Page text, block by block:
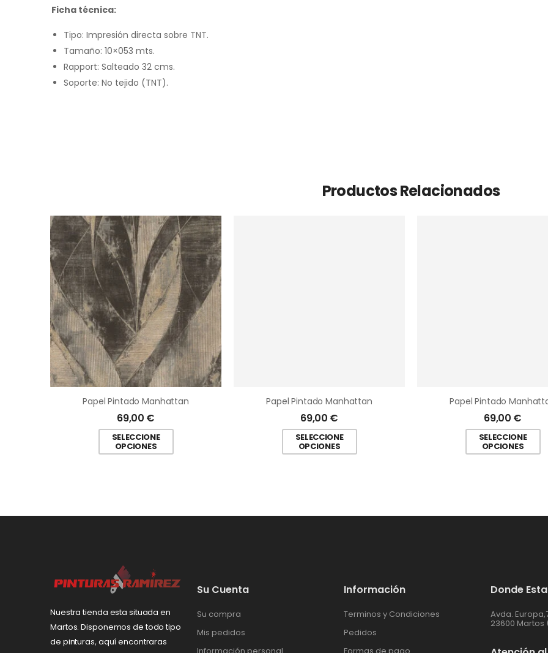
Ficha técnica:
Tipo: Impresión directa sobre TNT.
Tamaño: 10×053 mts.
Rapport: Salteado 32 cms.
Soporte: No tejido (TNT).
Productos Relacionados
Papel Pintado Manhattan
69,00 €
SELECCIONE
OPCIONES
Papel Pintado Manhattan
69,00 €
SELECCIONE
OPCIONES
Papel Pintado
69,00 €
SELECCIONE
OPCIONES
Nuestra tienda esta situada en
Martos. Disponemos de todo tipo
de pinturas, aquí encontraras
Su Cuenta
Su compra
Mis pedidos
Información
Terminos y Condiciones
Pedidos
Donde
Avda.
23600 Martos